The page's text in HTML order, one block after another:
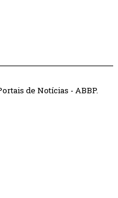
de Notícias - ABBP.